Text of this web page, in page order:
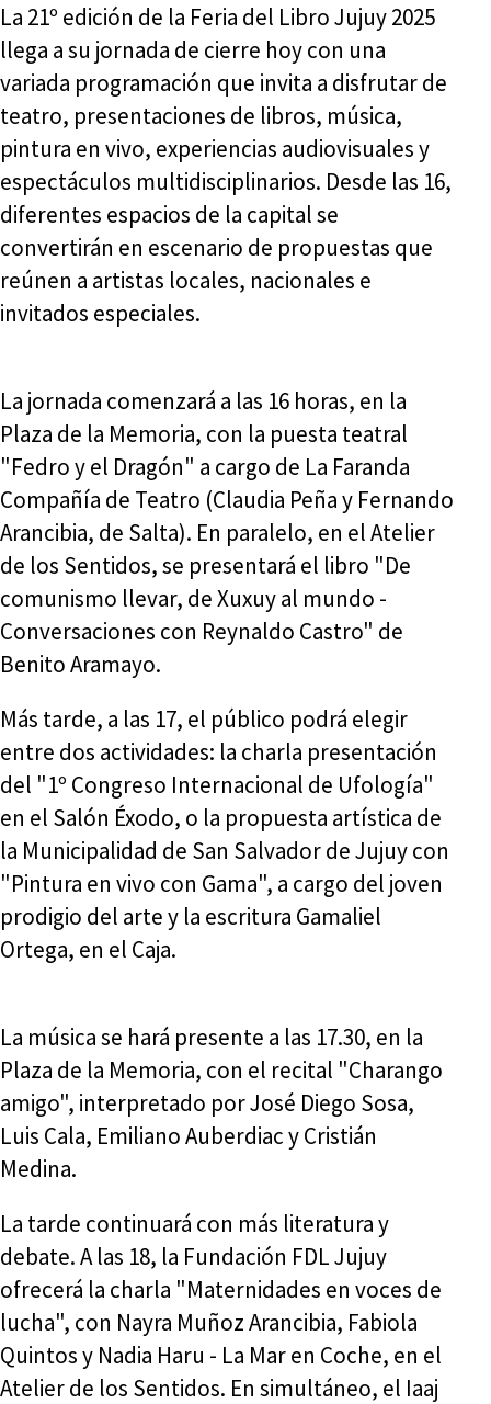
La 21º edición de la Feria del Libro Jujuy 2025
llega a su jornada de cierre hoy con una
variada programación que invita a disfrutar de
teatro, presentaciones de libros, música,
pintura en vivo, experiencias audiovisuales y
espectáculos multidisciplinarios. Desde las 16,
diferentes espacios de la capital se
convertirán en escenario de propuestas que
reúnen a artistas locales, nacionales e
invitados especiales.
La jornada comenzará a las 16 horas, en la
Plaza de la Memoria, con la puesta teatral
"Fedro y el Dragón" a cargo de La Faranda
Compañía de Teatro (Claudia Peña y Fernando
Arancibia, de Salta). En paralelo, en el Atelier
de los Sentidos, se presentará el libro "De
comunismo llevar, de Xuxuy al mundo -
Conversaciones con Reynaldo Castro" de
Benito Aramayo.
Más tarde, a las 17, el público podrá elegir
entre dos actividades: la charla presentación
del "1º Congreso Internacional de Ufología"
en el Salón Éxodo, o la propuesta artística de
la Municipalidad de San Salvador de Jujuy con
"Pintura en vivo con Gama", a cargo del joven
prodigio del arte y la escritura Gamaliel
Ortega, en el Caja.
La música se hará presente a las 17.30, en la
Plaza de la Memoria, con el recital "Charango
amigo", interpretado por José Diego Sosa,
Luis Cala, Emiliano Auberdiac y Cristián
Medina.
La tarde continuará con más literatura y
debate. A las 18, la Fundación FDL Jujuy
ofrecerá la charla "Maternidades en voces de
lucha", con Nayra Muñoz Arancibia, Fabiola
Quintos y Nadia Haru - La Mar en Coche, en el
Atelier de los Sentidos. En simultáneo, el Iaaj